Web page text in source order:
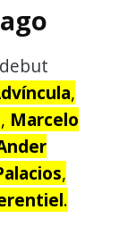
,
, Marcelo
,
.